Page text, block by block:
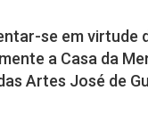
se em virtude
a Casa da
Artes José de